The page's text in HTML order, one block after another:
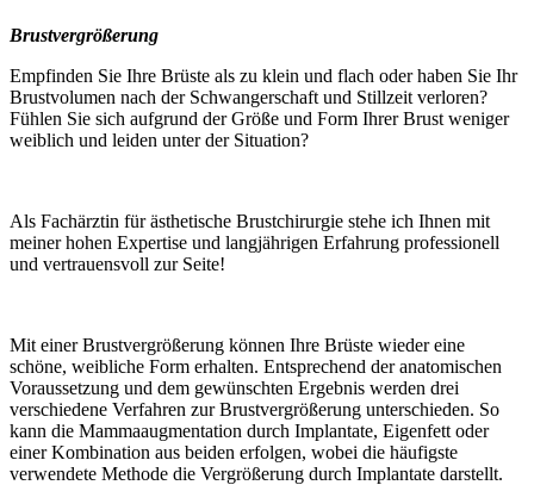
Brustvergrößerung
Empfinden Sie Ihre Brüste als zu klein und flach oder haben Sie Ihr
Brustvolumen nach der Schwangerschaft und Stillzeit verloren?
Fühlen Sie sich aufgrund der Größe und Form Ihrer Brust weniger
weiblich und leiden unter der Situation?
Als Fachärztin für ästhetische Brustchirurgie stehe ich Ihnen mit
meiner hohen Expertise und langjährigen Erfahrung professionell
und vertrauensvoll zur Seite!
Mit einer Brustvergrößerung können Ihre Brüste wieder eine
schöne, weibliche Form erhalten. Entsprechend der anatomischen
Voraussetzung und dem gewünschten Ergebnis werden drei
verschiedene Verfahren zur Brustvergrößerung unterschieden. So
kann die Mammaaugmentation durch Implantate, Eigenfett oder
einer Kombination aus beiden erfolgen, wobei die häufigste
verwendete Methode die Vergrößerung durch Implantate darstellt.